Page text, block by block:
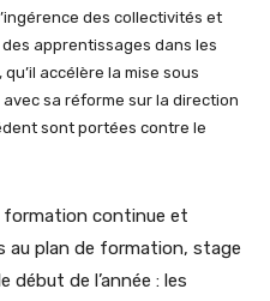
des collectivités et
apprentissages dans les
accélère la mise sous
sa réforme sur la direction
sont portées contre le
formation continue et
plan de formation, stage
début de l’année : les